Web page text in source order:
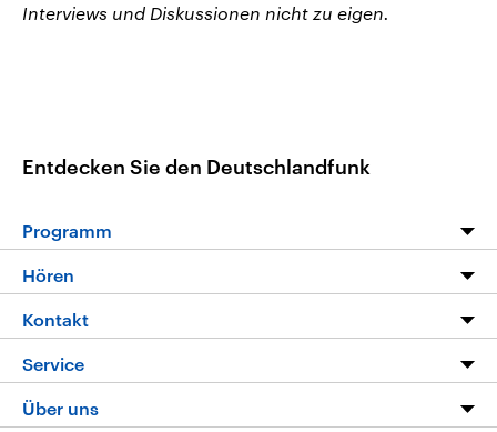
Interviews und Diskussionen nicht zu eigen.
Entdecken Sie den Deutschlandfunk
Programm
Programm
Die Nachrichten
Nachrichtenleicht
Neue Beiträge auf dlf.de
Hören
Livestream
Podcasts
Deutschlandfunk App
Kontakt
Hörerservice
Service
FAQ
Über uns